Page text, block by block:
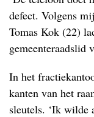
defect. Volgens
Tomas Kok (22)
gemeenteraadslid
In het
kanten van het
sleutels. ‘Ik wilde